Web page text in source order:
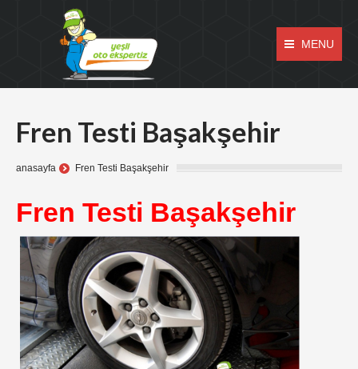
MENU
Fren Testi Başakşehir
anasayfa Fren Testi Başakşehir
Fren Testi Başakşehir